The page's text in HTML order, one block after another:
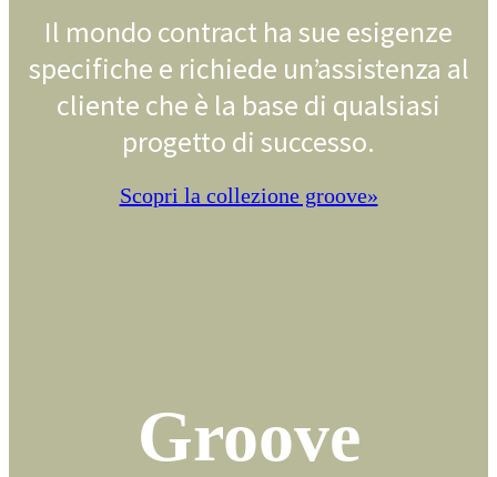
Il mondo contract ha sue esigenze
specifiche e richiede un’assistenza al
cliente che è la base di qualsiasi
progetto di successo.
Scopri la collezione groove»
Groove